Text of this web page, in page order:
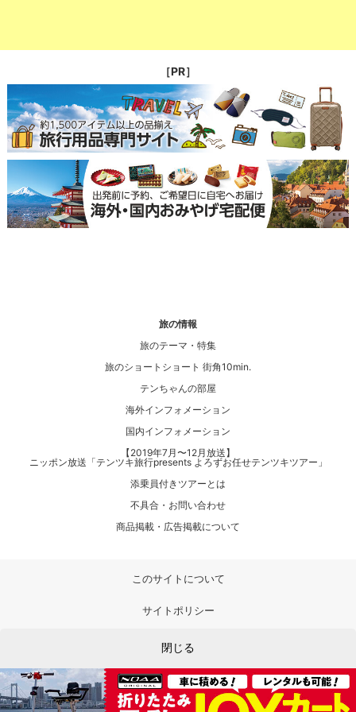
閉じる
［PR］
旅の情報
旅のテーマ・特集
旅のショートショート 街角10min.
テンちゃんの部屋
海外インフォメーション
国内インフォメーション
【2019年7月〜12月放送】
ニッポン放送「テンツキ旅行presents よろずお任せテンツキツアー」
添乗員付きツアーとは
不具合・お問い合わせ
商品掲載・広告掲載について
このサイトについて
サイトポリシー
プライバシーポリシー
利用者情報の外部送信について
運営会社